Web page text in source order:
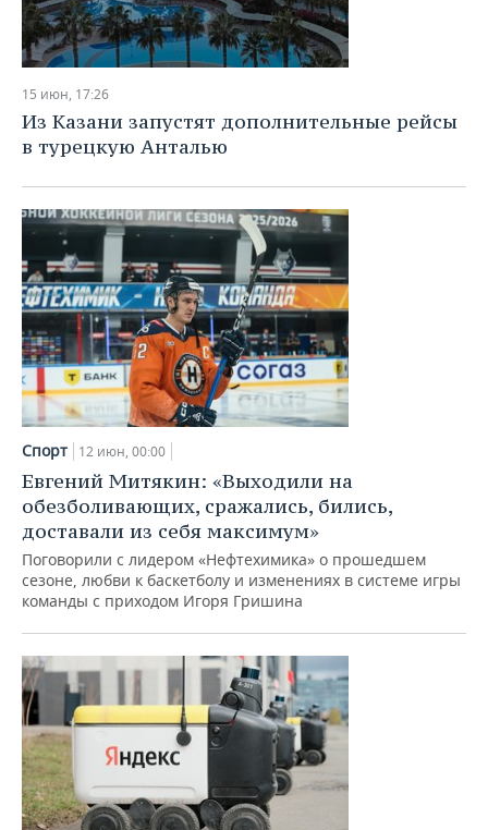
15 июн, 17:26
Из Казани запустят дополнительные рейсы
в турецкую Анталью
Спорт 12 июн, 00:00
Евгений Митякин: «Выходили на
обезболивающих, сражались, бились,
доставали из себя максимум»
Поговорили с лидером «Нефтехимика» о прошедшем
сезоне, любви к баскетболу и изменениях в системе игры
команды с приходом Игоря Гришина